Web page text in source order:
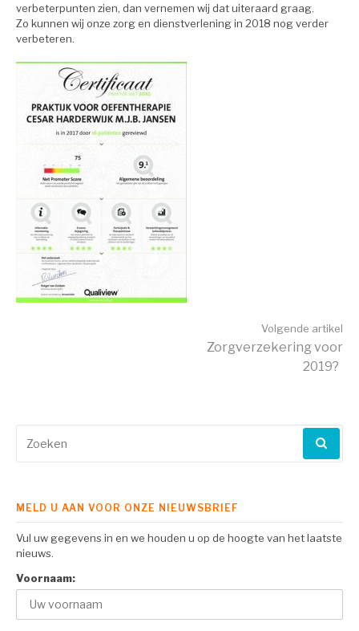
verbeterpunten zien, dan vernemen wij dat uiteraard graag.
Zo kunnen wij onze zorg en dienstverlening in 2018 nog verder
verbeteren.
Volgende artikel
Zorgverzekering voor
2019?
naar:
MELD U AAN VOOR ONZE NIEUWSBRIEF
Vul uw gegevens in en we houden u op de hoogte van het laatste
nieuws.
Voornaam: